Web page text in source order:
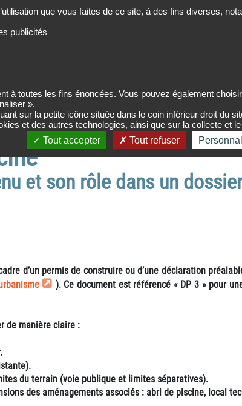
FORMULAIRES
en coupe piscine
et son rôle dans un
d’un permis de construire ou d’une déclaration
). Ce document est référencé « DP 3 » pour
de manière claire :
du terrain (voie publique et limites séparatives).
des aménagements associés : abri de piscine, local
que vous faites de ce site, à des fins diverses,
publicités
à toutes les fins énoncées. Vous pouvez également
».
sur la petite icône située dans le coin inférieur droit du
et des autres technologies, ainsi que sur la collecte et
Tout accepter
Tout refuser